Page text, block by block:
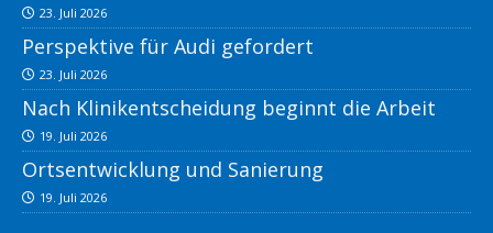
23. Juli 2026
Perspektive für Audi gefordert
23. Juli 2026
Nach Klinikentscheidung beginnt die Arbeit
19. Juli 2026
Ortsentwicklung und Sanierung
19. Juli 2026